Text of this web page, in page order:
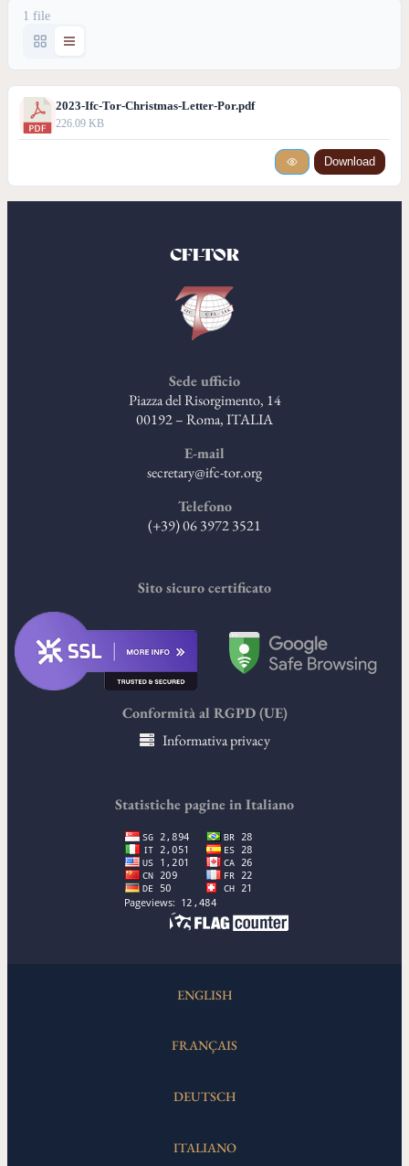
1 file
2023-Ifc-Tor-Christmas-Letter-Por.pdf
226.09 KB
Download
CFI-TOR
Sede ufficio
Piazza del Risorgimento, 14
00192 – Roma, ITALIA
E-mail
secretary@ifc-tor.org
Telefono
(+39) 06 3972 3521
Sito sicuro certificato
Conformità al RGPD (UE)
Informativa privacy
Statistiche pagine in Italiano
ENGLISH
FRANÇAIS
DEUTSCH
ITALIANO